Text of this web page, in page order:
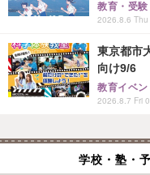
教育・受験
2026.8.6
東京都市
向け9/6
教育イベン
2026.8.7 Fri
学校・塾・